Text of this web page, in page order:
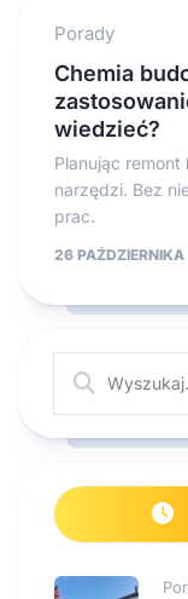
Porady
Chemia
wiedzieć?
Planując
narzędzi. Bez
prac.
26